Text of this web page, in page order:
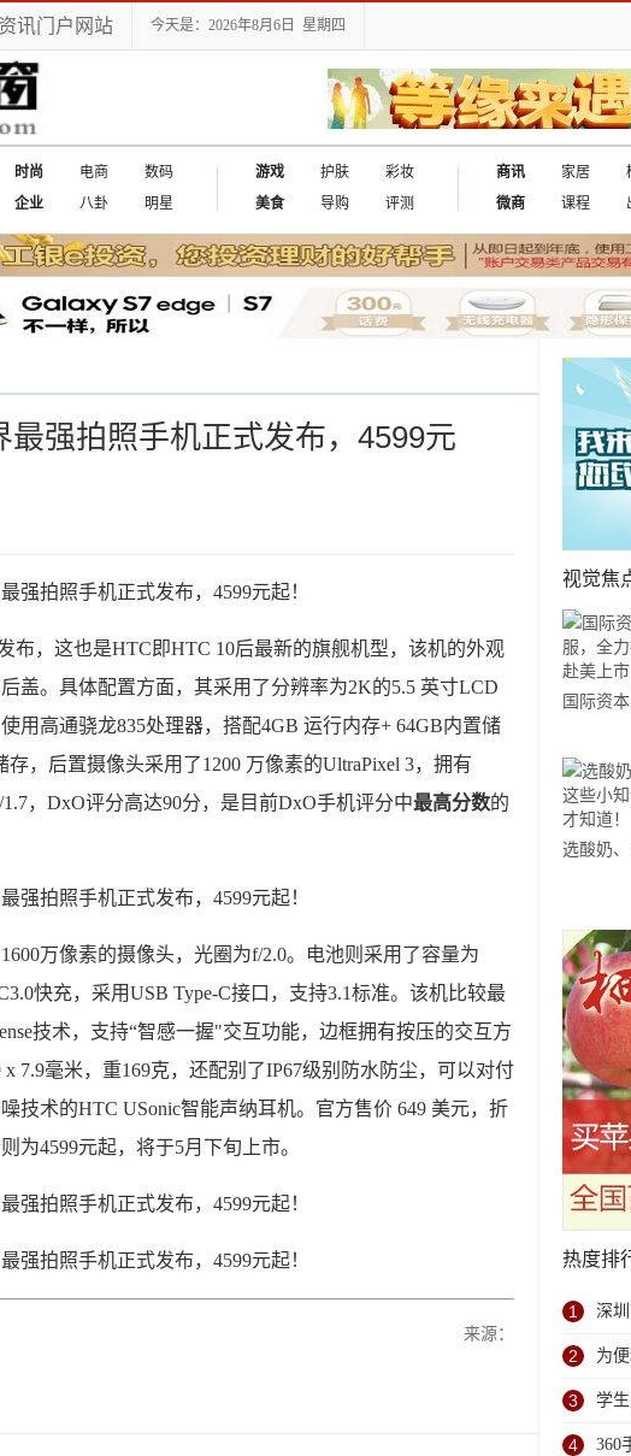
讯门户网站 今天是：2026年8月6日 星期四
时尚 电商
数码
企业
八卦 明星
游戏 护肤
彩妆
美食
导购 评测
商讯 家居
微商
课程
强拍照手机正式发布，4599元
布，这也是HTC即HTC 10后最新的旗舰机型，该机的外观
盖。具体配置方面，其采用了分辨率为2K的5.5 英寸LCD
用高通骁龙835处理器，搭配4GB 运行内存+ 64GB内置储
，后置摄像头采用了1200 万像素的UltraPixel 3，拥有
，DxO评分高达90分，是目前DxO手机评分中最高分数的
万像素的摄像头，光圈为f/2.0。电池则采用了容量为
快充，采用USB Type-C接口，支持3.1标准。该机比较最
技术，支持“智感一握"交互功能，边框拥有按压的交互方
7.9毫米，重169克，还配别了IP67级别防水防尘，可以对付
技术的HTC USonic智能声纳耳机。官方售价 649 美元，折
为4599元起，将于5月下旬上市。
来源：
视觉焦
国际资
市
选酸奶
热度排
1 深
2 为
3 学
4 360